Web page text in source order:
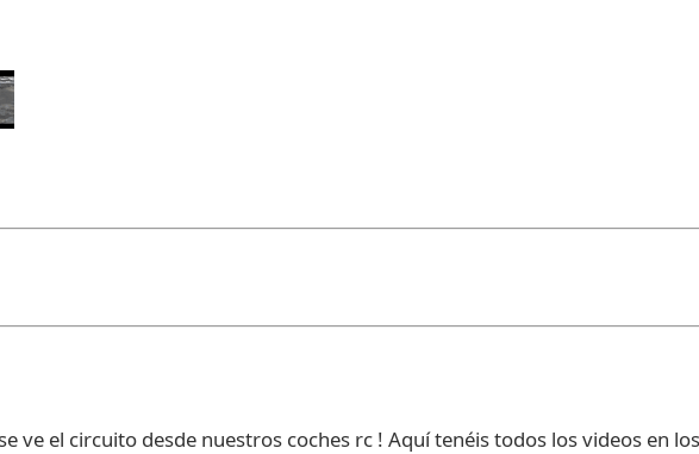
ve el circuito desde nuestros coches rc ! Aquí tenéis todos los videos en